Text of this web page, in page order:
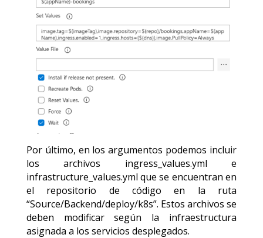
Por último, en los argumentos podemos incluir
los archivos ingress_values.yml e
infrastructure_values.yml que se encuentran en
el repositorio de código en la ruta
“Source/Backend/deploy/k8s”. Estos archivos se
deben modificar según la infraestructura
asignada a los servicios desplegados.